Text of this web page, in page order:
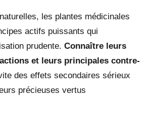
les plantes médicinales
actifs puissants qui
prudente. Connaître leurs
et leurs principales contre-
des effets secondaires sérieux
précieuses vertus